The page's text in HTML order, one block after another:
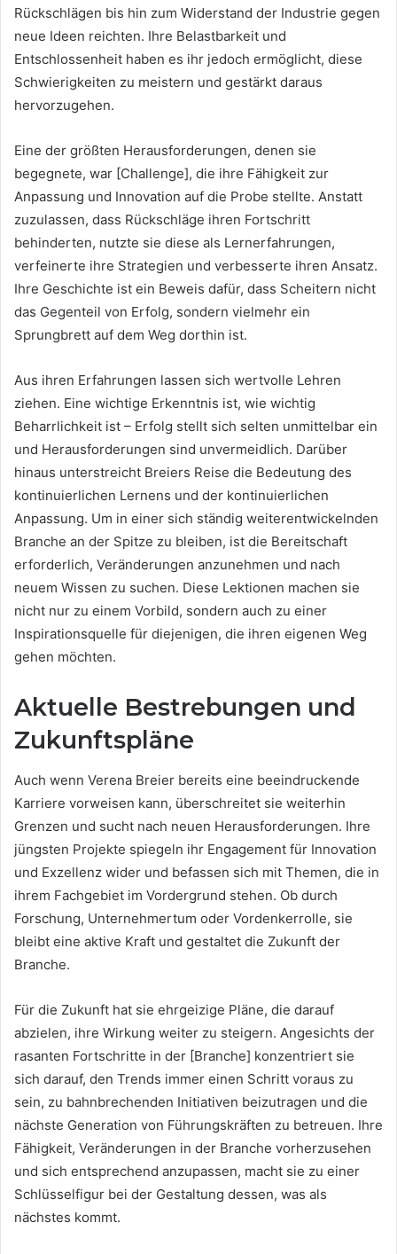
Rückschlägen bis hin zum Widerstand der Industrie gegen
neue Ideen reichten. Ihre Belastbarkeit und
Entschlossenheit haben es ihr jedoch ermöglicht, diese
Schwierigkeiten zu meistern und gestärkt daraus
hervorzugehen.
Eine der größten Herausforderungen, denen sie
begegnete, war [Challenge], die ihre Fähigkeit zur
Anpassung und Innovation auf die Probe stellte. Anstatt
zuzulassen, dass Rückschläge ihren Fortschritt
behinderten, nutzte sie diese als Lernerfahrungen,
verfeinerte ihre Strategien und verbesserte ihren Ansatz.
Ihre Geschichte ist ein Beweis dafür, dass Scheitern nicht
das Gegenteil von Erfolg, sondern vielmehr ein
Sprungbrett auf dem Weg dorthin ist.
Aus ihren Erfahrungen lassen sich wertvolle Lehren
ziehen. Eine wichtige Erkenntnis ist, wie wichtig
Beharrlichkeit ist – Erfolg stellt sich selten unmittelbar ein
und Herausforderungen sind unvermeidlich. Darüber
hinaus unterstreicht Breiers Reise die Bedeutung des
kontinuierlichen Lernens und der kontinuierlichen
Anpassung. Um in einer sich ständig weiterentwickelnden
Branche an der Spitze zu bleiben, ist die Bereitschaft
erforderlich, Veränderungen anzunehmen und nach
neuem Wissen zu suchen. Diese Lektionen machen sie
nicht nur zu einem Vorbild, sondern auch zu einer
Inspirationsquelle für diejenigen, die ihren eigenen Weg
gehen möchten.
Aktuelle Bestrebungen und
Zukunftspläne
Auch wenn Verena Breier bereits eine beeindruckende
Karriere vorweisen kann, überschreitet sie weiterhin
Grenzen und sucht nach neuen Herausforderungen. Ihre
jüngsten Projekte spiegeln ihr Engagement für Innovation
und Exzellenz wider und befassen sich mit Themen, die in
ihrem Fachgebiet im Vordergrund stehen. Ob durch
Forschung, Unternehmertum oder Vordenkerrolle, sie
bleibt eine aktive Kraft und gestaltet die Zukunft der
Branche.
Für die Zukunft hat sie ehrgeizige Pläne, die darauf
abzielen, ihre Wirkung weiter zu steigern. Angesichts der
rasanten Fortschritte in der [Branche] konzentriert sie
sich darauf, den Trends immer einen Schritt voraus zu
sein, zu bahnbrechenden Initiativen beizutragen und die
nächste Generation von Führungskräften zu betreuen. Ihre
Fähigkeit, Veränderungen in der Branche vorherzusehen
und sich entsprechend anzupassen, macht sie zu einer
Schlüsselfigur bei der Gestaltung dessen, was als
nächstes kommt.